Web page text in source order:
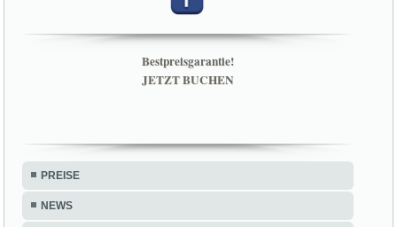
Bestpreisgarantie!
JETZT BUCHEN
PREISE
NEWS